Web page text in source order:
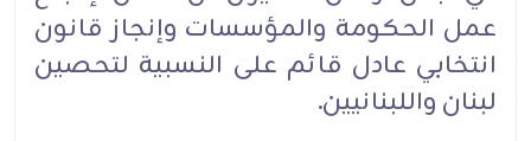
عمل الحكومة والمؤسسات وإنجاز قانون
انتخابي عادل قائم على النسبية لتحصين
لبنان واللبنانيين.